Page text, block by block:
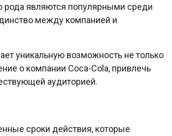
являются популярными среди
между компанией и
уникальную возможность не только
о компании Coca-Cola, привлечь
аудиторией.
сроки действия, которые